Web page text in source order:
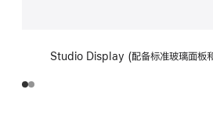
Studio Display (配备标准玻璃面板